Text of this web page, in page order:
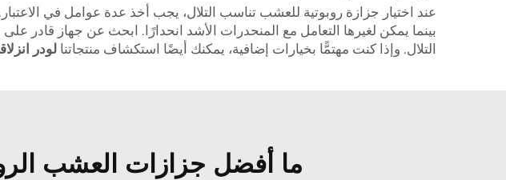
عند اختيار جزازة روبوتية للعشب تناسب التلال، يجب أخذ عدة عوامل في
التلال. وإذا كنت مهتمًّا بخيارات إضافية، يمكنك أيضًا استكشاف منتجاتنا لودر
ما أفضل جزازات العشب